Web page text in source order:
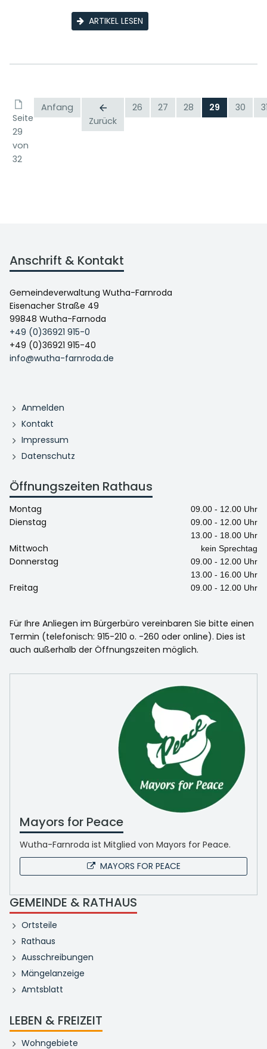
ARTIKEL LESEN
Seite
29
von
32
Anfang
Zurück
26 27 28 29 30
Anschrift & Kontakt
Gemeindeverwaltung Wutha-Farnroda
Eisenacher Straße 49
99848 Wutha-Farnoda
+49 (0)36921 915-0
+49 (0)36921 915-40
info@wutha-farnroda.de
Anmelden
Kontakt
Impressum
Datenschutz
Öffnungszeiten Rathaus
Montag 09.00 - 12.00 Uhr
Dienstag
09.00 - 12.00 Uhr
13.00 - 18.00 Uhr
Mittwoch kein Sprechtag
Donnerstag
09.00 - 12.00 Uhr
13.00 - 16.00 Uhr
Freitag 09.00 - 12.00 Uhr
Für Ihre Anliegen im Bürgerbüro vereinbaren Sie bitte einen
Termin (telefonisch: 915-210 o. -260 oder online). Dies ist
auch außerhalb der Öffnungszeiten möglich.
Mayors for Peace
Wutha-Farnroda ist Mitglied von Mayors for Peace.
MAYORS FOR PEACE
GEMEINDE & RATHAUS
Ortsteile
Rathaus
Ausschreibungen
Mängelanzeige
Amtsblatt
LEBEN & FREIZEIT
Wohngebiete